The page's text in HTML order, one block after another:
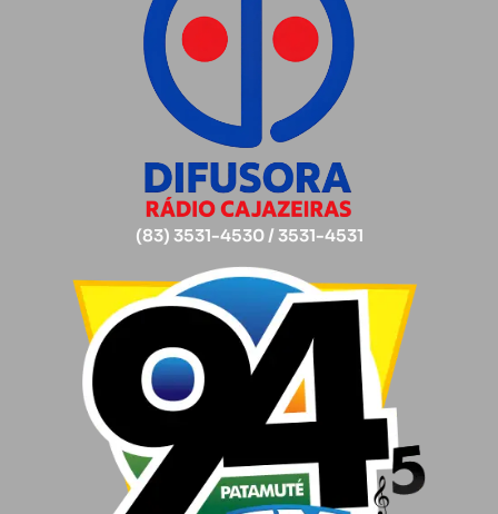
(83) 3531-4530 / 3531-4531